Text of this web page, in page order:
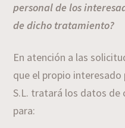
personal de los
de dicho tratamiento?
En atención a las
que el propio interesado
S.L. tratará los datos de
para: